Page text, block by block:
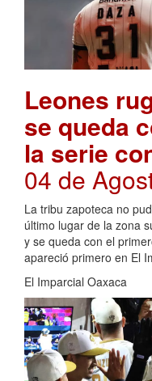
Leones
se queda
la serie
04 de
La tribu zapoteca no
último lugar de la zona
y se queda con el
apareció primero en El
El Imparcial Oaxaca